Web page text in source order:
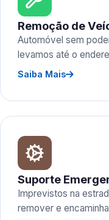
Remoção de
Automóvel sem
levamos até o
Saiba Mais
Suporte
Imprevistos na
remover e